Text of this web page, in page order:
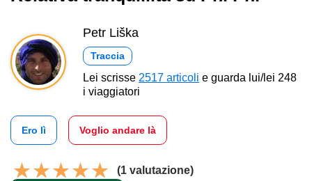
Petr Liška
Traccia
Lei scrisse 2517 articoli e guarda lui/lei 248
i viaggiatori
Ero lì Voglio andare là
(1 valutazione)